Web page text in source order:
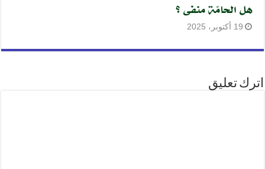
هل الحامّة منفى ؟
19 أكتوبر، 2025
اترك تعليق